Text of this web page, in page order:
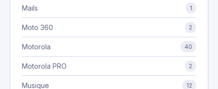
Mails 1
Moto 360 2
Motorola 40
Motorola PRO 2
Musique 12